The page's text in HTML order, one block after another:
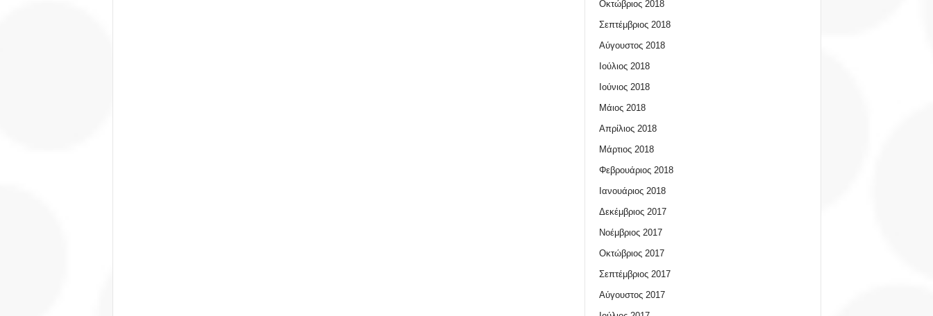
Οκτώβριος 2018
Σεπτέμβριος 2018
Αύγουστος 2018
Ιούλιος 2018
Ιούνιος 2018
Μάιος 2018
Απρίλιος 2018
Μάρτιος 2018
Φεβρουάριος 2018
Ιανουάριος 2018
Δεκέμβριος 2017
Νοέμβριος 2017
Οκτώβριος 2017
Σεπτέμβριος 2017
Αύγουστος 2017